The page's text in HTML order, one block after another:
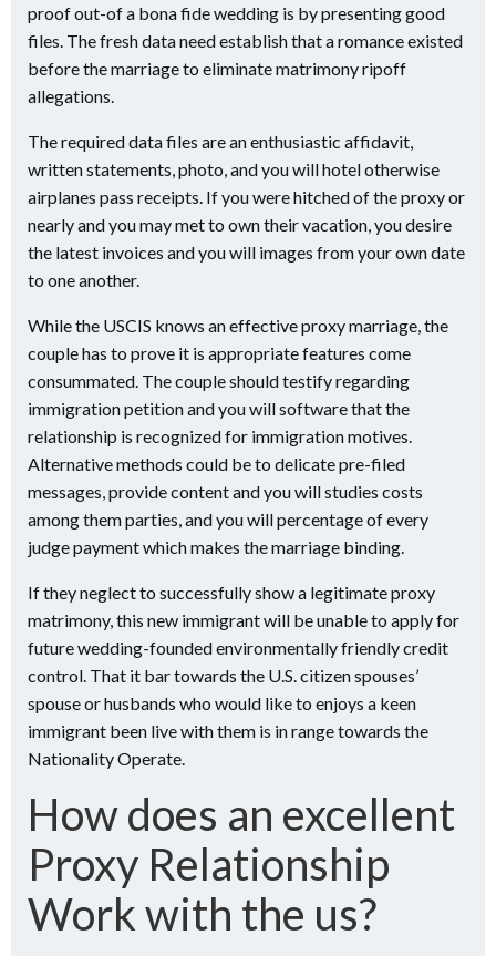
proof out-of a bona fide wedding is by presenting good
files. The fresh data need establish that a romance existed
before the marriage to eliminate matrimony ripoff
allegations.
The required data files are an enthusiastic affidavit,
written statements, photo, and you will hotel otherwise
airplanes pass receipts. If you were hitched of the proxy or
nearly and you may met to own their vacation, you desire
the latest invoices and you will images from your own date
to one another.
While the USCIS knows an effective proxy marriage, the
couple has to prove it is appropriate features come
consummated. The couple should testify regarding
immigration petition and you will software that the
relationship is recognized for immigration motives.
Alternative methods could be to delicate pre-filed
messages, provide content and you will studies costs
among them parties, and you will percentage of every
judge payment which makes the marriage binding.
If they neglect to successfully show a legitimate proxy
matrimony, this new immigrant will be unable to apply for
future wedding-founded environmentally friendly credit
control. That it bar towards the U.S. citizen spouses’
spouse or husbands who would like to enjoys a keen
immigrant been live with them is in range towards the
Nationality Operate.
How does an excellent
Proxy Relationship
Work with the us?